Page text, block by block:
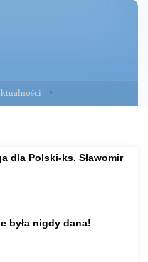
dla Polski-ks. Sławomir
była nigdy dana!